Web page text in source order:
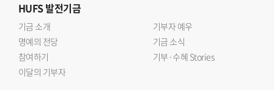
HUFS발전기금
기금 소개
기부자 예우
명예의 전당
기금 소식
참여하기
기부·수혜 Stories
이달의 기부자